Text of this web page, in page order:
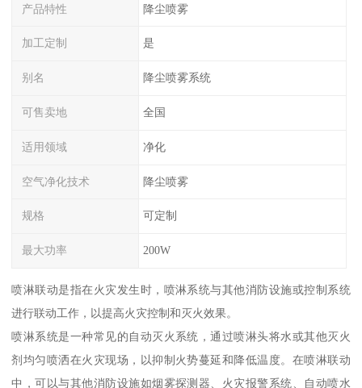
产品特性 降尘喷雾
加工定制 是
别名 降尘喷雾系统
可售卖地 全国
适用领域 净化
空气净化技术 降尘喷雾
规格 可定制
最大功率 200W
喷淋联动是指在火灾发生时，喷淋系统与其他消防设施或控制系统
进行联动工作，以提高火灾控制和灭火效果。
喷淋系统是一种常见的自动灭火系统，通过喷淋头将水或其他灭火
剂均匀喷洒在火灾现场，以抑制火势蔓延和降低温度。在喷淋联动
中，可以与其他消防设施如烟雾探测器、火灾报警系统、自动喷水